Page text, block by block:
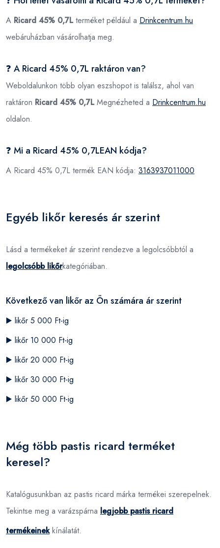
A Ricard 45% 0,7Lterméket például a Drinkcentrum.hu
webáruházban vásárolhatja meg.
❓ A Ricard 45% 0,7L raktáron van?
Weboldalunkon több olyan eszshopot is találsz, ahol van
raktáron Ricard 45% 0,7LMegnézheted a Drinkcentrum.hu
oldalon.
❓ Mi a Ricard 45% 0,7LEAN kódja?
A Ricard 45% 0,7L termék EAN kódja: 3163937011000
Egyéb likőr keresés ár szerint
Lásd a termékeket ár szerint rendezve a legolcsóbbtól a
legolcsóbb likőrkategóriában.
Következő van likőr az Ön számára ár szerint
▶️ likőr 5 000 Ft-ig
▶️ likőr 10 000 Ft-ig
▶️ likőr 20 000 Ft-ig
▶️ likőr 30 000 Ft-ig
▶️ likőr 50 000 Ft-ig
Még több pastis ricard terméket
keresel?
Katalógusunkban az pastis ricard márka termékei szerepelnek.
Tekintse meg a varázspárna legjobb pastis ricard
termékeinekkínálatát.